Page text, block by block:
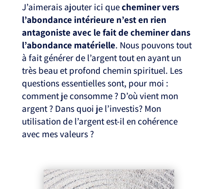
J’aimerais ajouter ici quecheminer vers
l’abondance intérieure n’est en rien
antagoniste avec le fait de cheminer dans
l’abondance matérielle. Nous pouvons tout
à fait générer de l’argent tout en ayant un
très beau et profond chemin spirituel. Les
questions essentielles sont, pour moi :
comment je consomme ? D’où vient mon
argent ? Dans quoi je l’investis? Mon
utilisation de l’argent est-il en cohérence
avec mes valeurs ?